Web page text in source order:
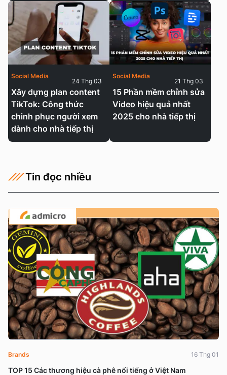
Xây dựng plan content
TikTok: Công thức
chinh phục người xem
dành cho nhà tiếp thị
Social Media
24 Thg 03
15 Phần mềm chỉnh sửa
Video hiệu quả nhất
2025 cho nhà tiếp thị
Social Media
21 Thg 03
Tin đọc nhiều
TOP 15 Các thương hiệu cà phê nổi tiếng ở Việt Nam
Brands 16 Thg 01